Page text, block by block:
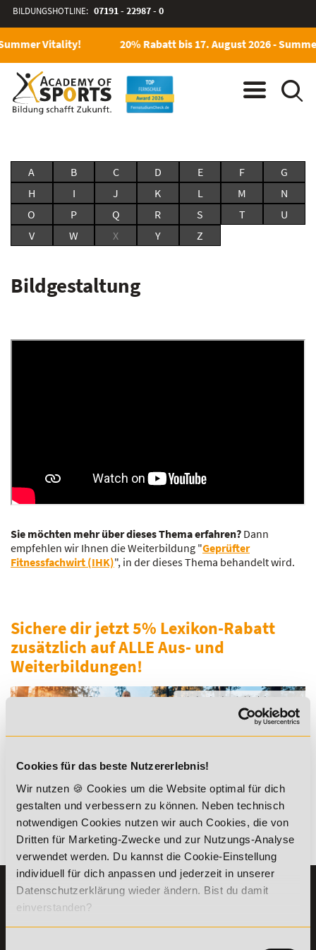
Cookies für das beste Nutzererlebnis!
Wir nutzen 🍪 Cookies um die Website optimal für dich
gestalten und verbessern zu können. Neben technisch
notwendigen Cookies nutzen wir auch Cookies, die von
Dritten für Marketing-Zwecke und zur Nutzungs-Analyse
verwendet werden. Du kannst die Cookie-Einstellung
individuell für dich anpassen und jederzeit in unserer
Datenschutzerklärung wieder ändern. Bist du damit
einverstanden?
BILDUNGSHOTLINE: 07191 - 22987 - 0
Vitality! 20% Rabatt bis 17. August 2026 -
A B C D E F
G
H
I J K L M
N
O
P Q R S T
U
V
W X Y Z
Bildgestaltung
Sie möchten mehr über dieses Thema erfahren? Dann
empfehlen wir Ihnen die Weiterbildung "Geprüfter
Fitnessfachwirt (IHK)", in der dieses Thema behandelt wird.
Sichere dir jetzt 5% Lexikon-Rabatt
zusätzlich auf ALLE Aus- und
Weiterbildungen!
*Der Rabattcode "NEUGIER5" ist mit weiteren Rabatten
kombinierbar. Wir informieren dich gern.
Es gibt keine Einträge mit diesem Anfangsbuchstaben.
KONTAKT
07191-22987-0
INFORMATIONEN